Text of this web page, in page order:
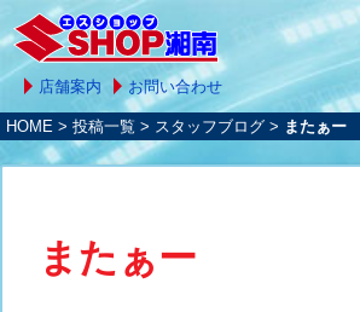
店舗案内 お問い合わせ
HOME > 投稿一覧 > スタッフブログ > またぁー
またぁー